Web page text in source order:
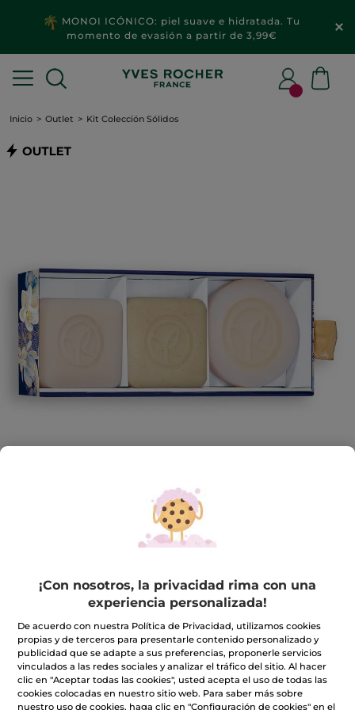
MONOI ICÓNICO: piel suave e hidratada. Tu
momento de evasión a partir de 3,99€
Inicio Outlet Kit Colección Sо́lidos
Kit Colección Sо́lidos
Una colección de sólidos en formato mini que
promete una belleza más comprometida
1 pieces
4.0 ★★★★★
★★★★★
4
de
estrellas.
Leer
(3)INCLUIR UNA RESEÑA
-23% 9,95€ 12,99€
¡Con nosotros, la privacidad rima con una
experiencia personalizada!
De acuerdo con nuestra Política de Privacidad, utilizamos cookies
propias y de terceros para presentarle contenido personalizado y
publicidad que se adapte a sus preferencias, proponerle servicios
vinculados a las redes sociales y analizar el tráfico del sitio. Al hacer
clic en "Aceptar todas las cookies", usted acepta el uso de todas las
cookies colocadas en nuestro sitio web. Para saber más sobre
nuestro uso de cookies, haga clic en "Configuración de cookies" en el